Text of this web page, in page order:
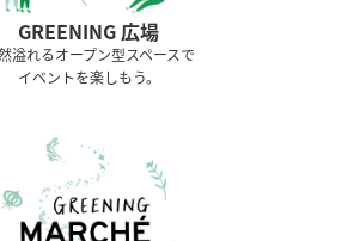
GREENING 広場
溢れるオープン型スペースで
イベントを楽しもう。